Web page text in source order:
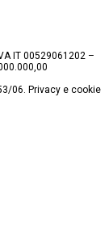
IT 00529061202 –
06. Privacy e cookie